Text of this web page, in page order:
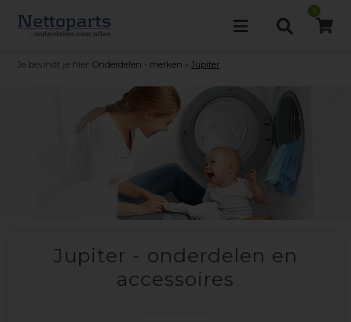
0
Je bevindt je hier: Onderdelen - merken »Jupiter
Jupiter - onderdelen en
accessoires